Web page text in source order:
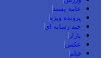
عامه پسند
پرونده ویژه
چند رسانه ای
بازار
عکس
فیلم